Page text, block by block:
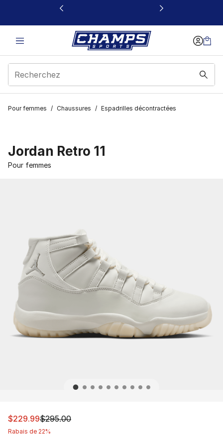
Ce lien s’ouvrira dans une nouvelle fenêtre
Pour femmes / Chaussures / Espadrilles décontractées
Jordan Retro 11
Pour femmes
Cet article est en solde. Le prix est passé de $295.00 à
$229.99$295.00
Rabais de 22%